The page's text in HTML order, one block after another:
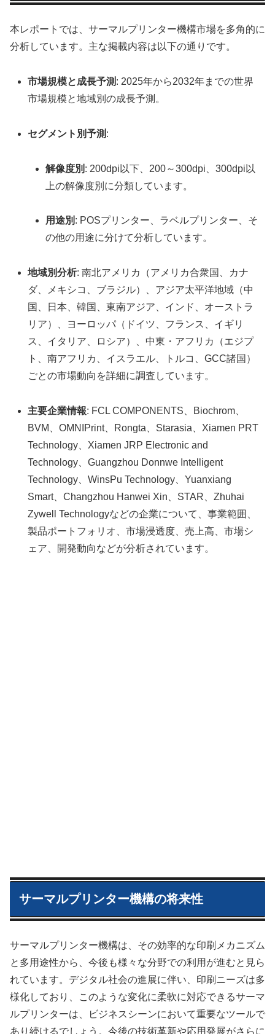
本レポートでは、サーマルプリンター機構市場を多角的に
分析しています。主な掲載内容は以下の通りです。
市場規模と成長予測 : 2025年から2032年までの世界
市場規模と地域別の成長予測。
セグメント別予測 :
解像度別 : 200dpi以下、200～300dpi、300dpi以
上の解像度別に分類しています。
用途別 : POSプリンター、ラベルプリンター、そ
の他の用途に分けて分析しています。
地域別分析: 南北アメリカ（アメリカ合衆国、カナ
ダ、メキシコ、ブラジル）、アジア太平洋地域（中
国、日本、韓国、東南アジア、インド、オーストラ
リア）、ヨーロッパ（ドイツ、フランス、イギリ
ス、イタリア、ロシア）、中東・アフリカ（エジプ
ト、南アフリカ、イスラエル、トルコ、GCC諸国）
ごとの市場動向を詳細に調査しています。
主要企業情報: FCL COMPONENTS、Biochrom、
BVM、OMNIPrint、Rongta、Starasia、Xiamen PRT
Technology、Xiamen JRP Electronic and
Technology、Guangzhou Donnwe Intelligent
Technology、WinsPu Technology、Yuanxiang
Smart、Changzhou Hanwei Xin、STAR、Zhuhai
Zywell Technologyなどの企業について、事業範囲、
製品ポートフォリオ、市場浸透度、売上高、市場シ
ェア、開発動向などが分析されています。
サーマルプリンター機構の将来性
サーマルプリンター機構は、その効率的な印刷メカニズム
と多用途性から、今後も様々な分野での利用が進むと見ら
れています。デジタル社会の進展に伴い、印刷ニーズは多
様化しており、このような変化に柔軟に対応できるサーマ
ルプリンターは、ビジネスシーンにおいて重要なツールで
あり続けるでしょう。今後の技術革新や応用発展がさらに